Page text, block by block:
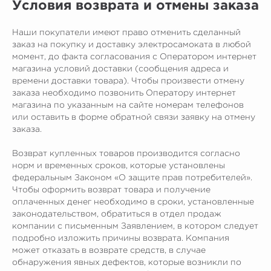
Условия возврата и отмены заказа
Наши покупатели имеют право отменить сделанный
заказ на покупку и доставку электросамоката в любой
момент, до факта согласования с Оператором интернет
магазина условий доставки (сообщения адреса и
времени доставки товара). Чтобы произвести отмену
заказа необходимо позвонить Оператору интернет
магазина по указанным на сайте номерам телефонов
или оставить в форме обратной связи заявку на отмену
заказа.
Возврат купленных товаров производится согласно
норм и временных сроков, которые установлены
федеральным Законом «О защите прав потребителей».
Чтобы оформить возврат товара и получение
оплаченных денег необходимо в сроки, установленные
законодательством, обратиться в отдел продаж
компании с письменным Заявлением, в котором следует
подробно изложить причины возврата. Компания
может отказать в возврате средств, в случае
обнаружения явных дефектов, которые возникли по
Записаться на тест-драйв
Московская область, г. Мытищи, ул.
Ярмарочная с4Б. Павильон Т 10-15
г. Москва, съезд 91-й км МКАД
Ростовское Шоссе 11/4
Получить консультацию